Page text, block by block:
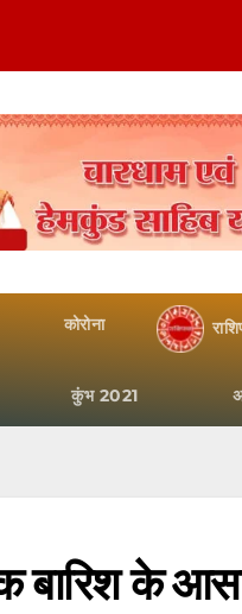
कोरोना
कुंभ 2021
बारिश के